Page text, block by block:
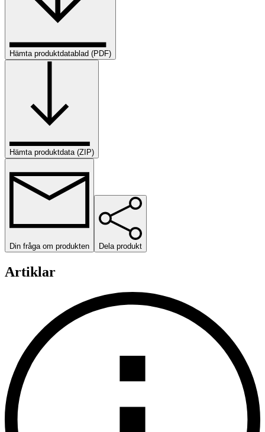
Hämta produktdatablad (PDF)
Hämta produktdata (ZIP)
Din fråga om produkten Dela produkt
Artiklar